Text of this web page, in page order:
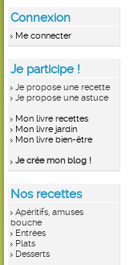
Connexion
Me connecter
Je participe !
Je propose une recette
Je propose une astuce
Mon livre recettes
Mon livre jardin
Mon livre bien-être
Je crée mon blog !
Nos recettes
Apéritifs, amuses
bouche
Entrées
Plats
Desserts